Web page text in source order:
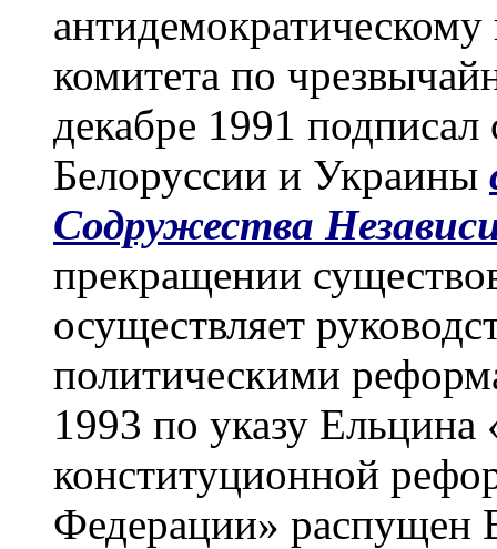
комитета по
декабре 1991
Белоруссии и Украины
Содружества
прекращении
осуществляет
политическими
1993 по указу
конституционной
Федерации» распущен